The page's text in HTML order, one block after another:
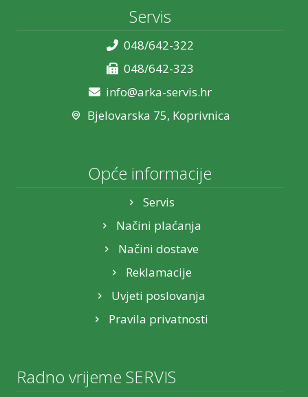
Servis
048/642-322
048/642-323
info@arka-servis.hr
Bjelovarska 75, Koprivnica
Opće informacije
Servis
Načini plaćanja
Načini dostave
Reklamacije
Uvjeti poslovanja
Pravila privatnosti
Radno vrijeme SERVIS